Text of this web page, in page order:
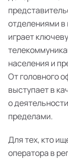
отделениями в
играет
населения и
От головного
выступает в
о
пределами.
Для тех, кто
оператора в